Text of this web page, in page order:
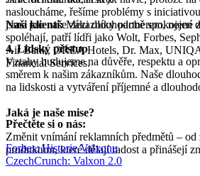
nasloucháme, řešíme problémy s
jsme pro naše zákazníky partnerem, nejen
4. Lidský přístup
Vztahy budujeme na důvěře, respektu a
směrem k našim zákazníkům. Naše
na lidskosti a vytváření příjemné a
Přečtěte si o nás:
Forbes: Historie Valxonu
CzechCrunch: Valxon 2.0
Naši klienti:Mezi dlouhodobě spokojené
spoléhají, patří lídři jako Wolt, Forbes,
Air Bank, OREA Hotels, Dr. Max,
Financial Services.
Jaká je naše mise?
Změnit vnímání reklamních předmětů – od
produktům, které dělají radost a přinášejí